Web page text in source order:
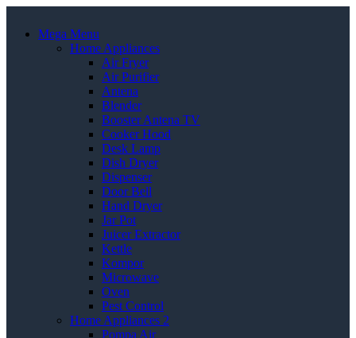
Mega Menu
Home Appliances
Air Fryer
Air Purifier
Antena
Blender
Booster Antena TV
Cooker Hood
Desk Lamp
Dish Dryer
Dispenser
Door Bell
Hand Dryer
Jar Pot
Juicer Extractor
Kettle
Kompor
Microwave
Oven
Pest Control
Home Appliances 2
Pompa Air